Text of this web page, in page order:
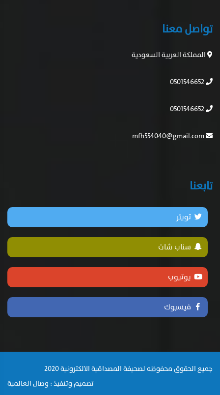
تواصل معنا
المملكة العربية السعودية
تابعنا
تويتر
سناب شات
يوتيوب
فيسبوك
جميع الحقوق محفوظه لصحيفة المصداقية الالكترونية 2020
تصميم وتنفيذ : وصال العالمية